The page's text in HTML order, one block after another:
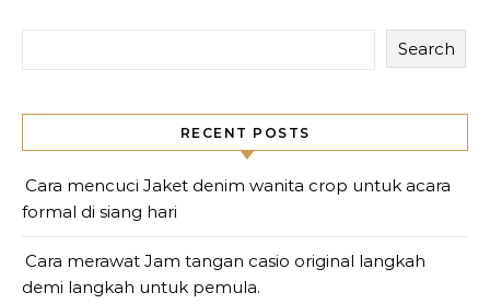
Search
RECENT POSTS
Cara mencuci Jaket denim wanita crop untuk acara
formal di siang hari
Cara merawat Jam tangan casio original langkah
demi langkah untuk pemula.